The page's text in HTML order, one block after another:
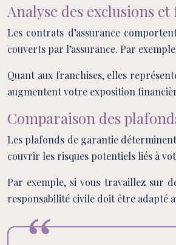
Analyse des exclusions
Les contrats d’assurance
couverts par l’assurance. Par
Quant aux franchises, elles
augmentent votre exposition
Comparaison des
Les plafonds de garantie
couvrir les risques potentiels liés à
Par exemple, si vous travaillez sur
responsabilité civile doit être adapté